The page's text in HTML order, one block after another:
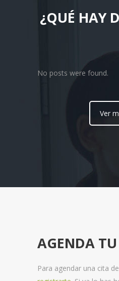
¿QUÉ HAY
No posts were found.
Ver
AGENDA
Para agendar una cita